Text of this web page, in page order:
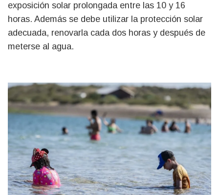
exposición solar prolongada entre las 10 y 16
horas. Además se debe utilizar la protección solar
adecuada, renovarla cada dos horas y después de
meterse al agua.